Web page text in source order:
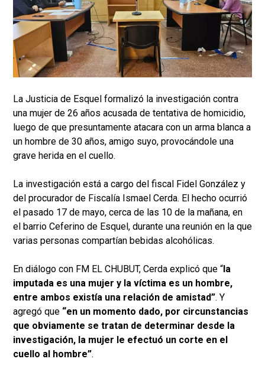
La Justicia de Esquel formalizó la investigación contra
una mujer de 26 años acusada de tentativa de homicidio,
luego de que presuntamente atacara con un arma blanca a
un hombre de 30 años, amigo suyo, provocándole una
grave herida en el cuello.
La investigación está a cargo del fiscal Fidel González y
del procurador de Fiscalía Ismael Cerda. El hecho ocurrió
el pasado 17 de mayo, cerca de las 10 de la mañana, en
el barrio Ceferino de Esquel, durante una reunión en la que
varias personas compartían bebidas alcohólicas.
En diálogo con FM EL CHUBUT, Cerda explicó que “ la
imputada es una mujer y la víctima es un hombre,
entre ambos existía una relación de amistad”. Y
agregó que “en un momento dado, por circunstancias
que obviamente se tratan de determinar desde la
investigación, la mujer le efectuó un corte en el
cuello al hombre”.